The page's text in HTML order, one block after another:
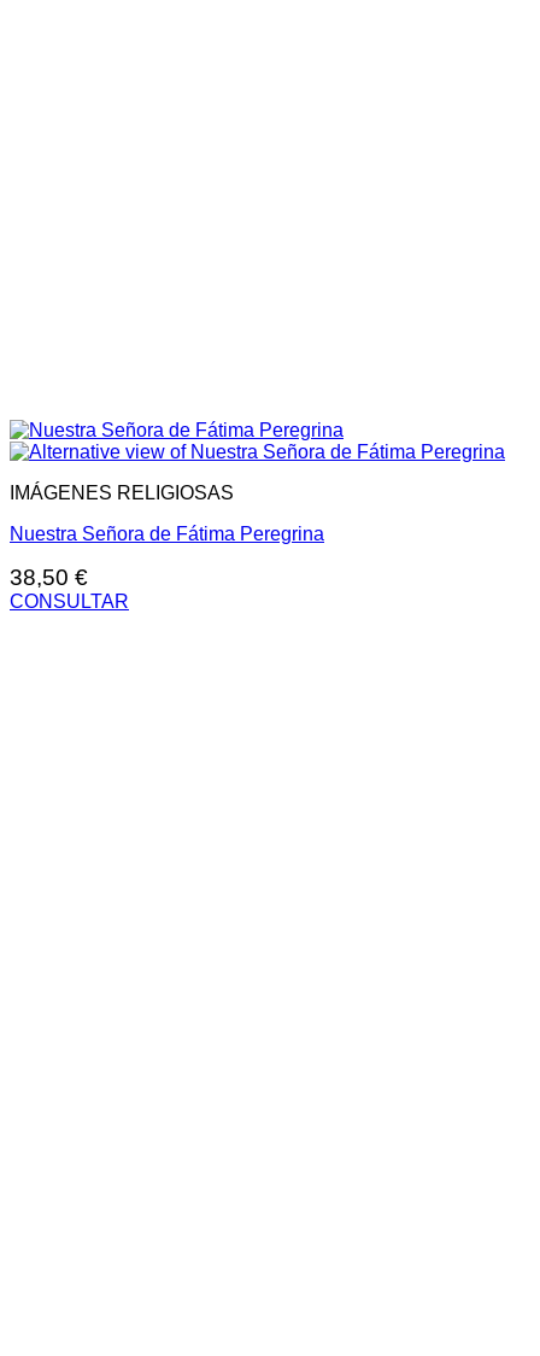
IMÁGENES RELIGIOSAS
Nuestra Señora de Fátima Peregrina
38,50 €
CONSULTAR